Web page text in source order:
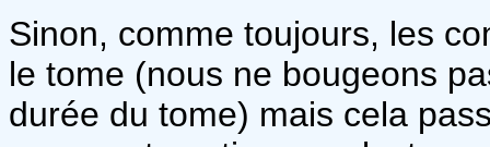
Sinon, comme toujours, les
le tome (nous ne bougeons
durée du tome) mais cela